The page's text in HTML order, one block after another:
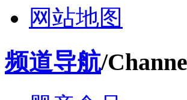
网站地图
频道导航/